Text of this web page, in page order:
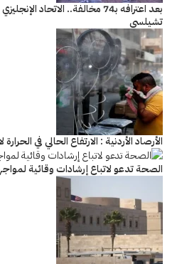
بعد اعترافه بـ74 مخالفة..
تشيلسي
الأرصاد الأردنية : الارتفاع الحالي في
الصحة تدعو لاتباع إرشادات وقائية